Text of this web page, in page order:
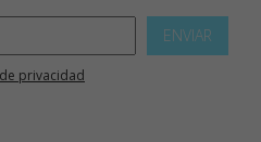
ENVIAR
privacidad